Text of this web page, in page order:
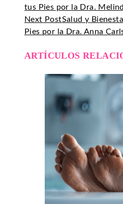
tus Pies por la Dra.
Next PostSalud y
Pies por la Dra. Anna
ARTÍCULOS